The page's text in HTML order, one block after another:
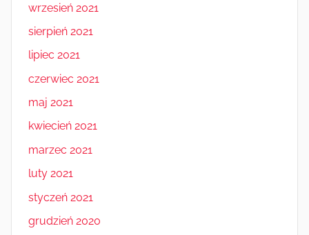
wrzesień 2021
sierpień 2021
lipiec 2021
czerwiec 2021
maj 2021
kwiecień 2021
marzec 2021
luty 2021
styczeń 2021
grudzień 2020